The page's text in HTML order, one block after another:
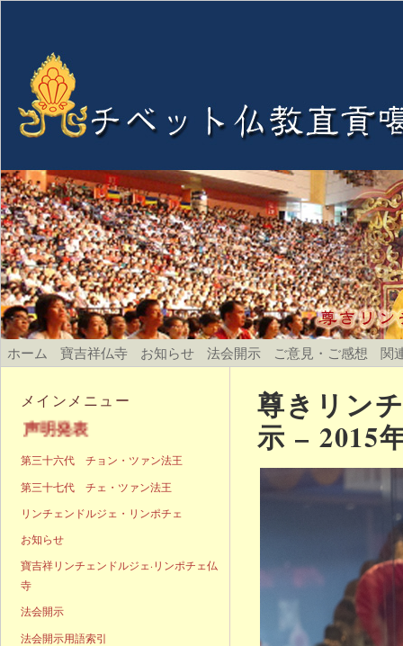
ホーム 寶吉祥仏寺 お知らせ 法会開示 ご意見・ご感想 関
尊きリン
示 – 2015
メインメニュー
第三十六代 チョン・ツァン法王
第三十七代 チェ・ツァン法王
リンチェンドルジェ・リンポチェ
お知らせ
寶吉祥リンチェンドルジェ·リンポチェ仏
寺
法会開示
法会開示用語索引